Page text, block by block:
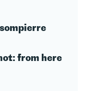
from here